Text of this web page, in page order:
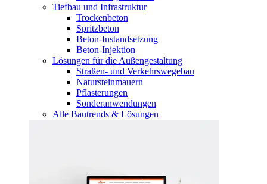
Tiefbau und Infrastruktur
Trockenbeton
Spritzbeton
Beton-Instandsetzung
Beton-Injektion
Lösungen für die Außengestaltung
Straßen- und Verkehrswegebau
Natursteinmauern
Pflasterungen
Sonderanwendungen
Alle Bautrends & Lösungen